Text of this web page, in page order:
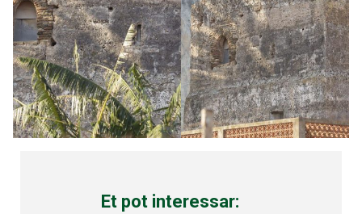
Et pot interessar: